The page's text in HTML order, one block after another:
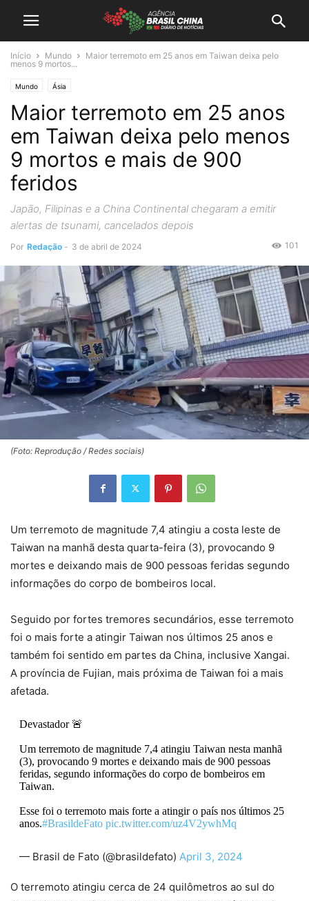
Início Mundo
Maior terremoto em 25 anos em Taiwan deixa pelo
menos 9 mortos...
Mundo Ásia
Maior terremoto em 25 anos
em Taiwan deixa pelo menos
9 mortos e mais de 900
feridos
Japão, Filipinas e a China Continental chegaram a emitir
alertas de tsunami, cancelados depois
Por Redação - 3 de abril de 2024 101
(Foto: Reprodução / Redes sociais)
Um terremoto de magnitude 7,4 atingiu a costa leste de
Taiwan na manhã desta quarta-feira (3), provocando 9
mortes e deixando mais de 900 pessoas feridas segundo
informações do corpo de bombeiros local.
Seguido por fortes tremores secundários, esse terremoto
foi o mais forte a atingir Taiwan nos últimos 25 anos e
também foi sentido em partes da China, inclusive Xangai.
A província de Fujian, mais próxima de Taiwan foi a mais
afetada.
Devastador 🚨
Um terremoto de magnitude 7,4 atingiu Taiwan nesta manhã
(3), provocando 9 mortes e deixando mais de 900 pessoas
feridas, segundo informações do corpo de bombeiros em
Taiwan.
Esse foi o terremoto mais forte a atingir o país nos últimos 25
anos.#BrasildeFato pic.twitter.com/uz4V2ywhMq
— Brasil de Fato (@brasildefato) April 3, 2024
O terremoto atingiu cerca de 24 quilômetros ao sul do